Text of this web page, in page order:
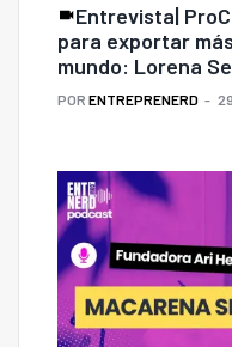
Entrevista|
para exportar
mundo: Lorena
POR ENTREPRENERD